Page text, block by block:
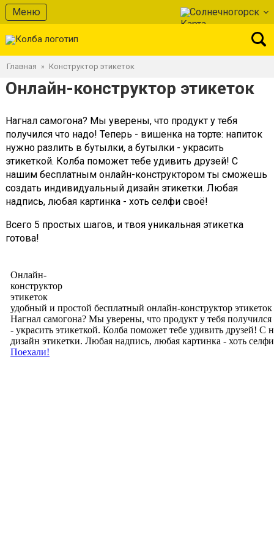
Меню Солнечногорск
Главная » Конструктор этикеток
Онлайн-конструктор этикеток
Нагнал самогона? Мы уверены, что продукт у тебя
получился что надо! Теперь - вишенка на торте: напиток
нужно разлить в бутылки, а бутылки - украсить
этикеткой. Колба поможет тебе удивить друзей! С
нашим бесплатным онлайн-конструктором ты сможешь
создать индивидуальный дизайн этикетки. Любая
надпись, любая картинка - хоть селфи своё!
Всего 5 простых шагов, и твоя уникальная этикетка
готова!